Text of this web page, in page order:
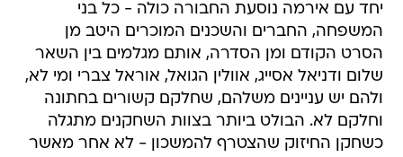
יחד עם אירמה נוסעת החבורה כולה - כל בני
המשפחה, החברים והשכנים המוכרים היטב מן
הסרט הקודם ומן הסדרה, אותם מגלמים בין השאר
שלום ודניאל אסייג, אוולין הגואל, אוראל צברי ומי לא,
ולהם יש עניינים משלהם, שחלקם קשורים בחתונה
וחלקם לא. הבולט ביותר בצוות השחקנים מתגלה
כשחקן החיזוק שהצטרף להמשכון - לא אחר מאשר